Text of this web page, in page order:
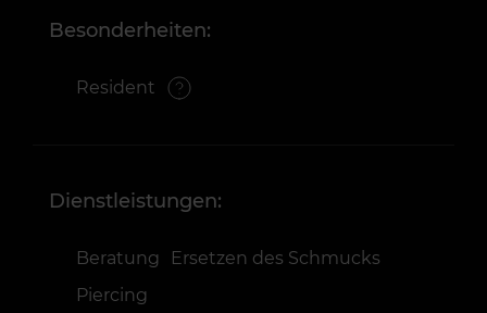
Besonderheiten:
Resident
Dienstleistungen:
Beratung
Ersetzen des Schmucks
Piercing